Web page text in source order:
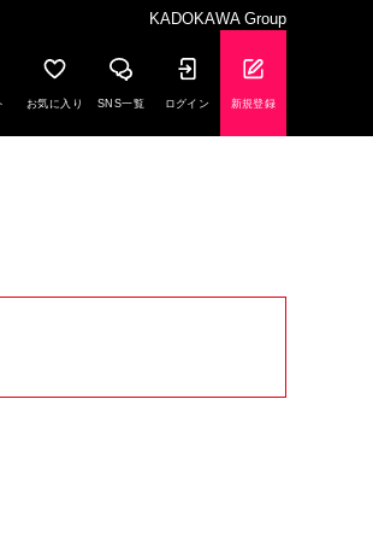
KADOKAWA Group
お気に入り SNS一覧 ログイン 新規登録